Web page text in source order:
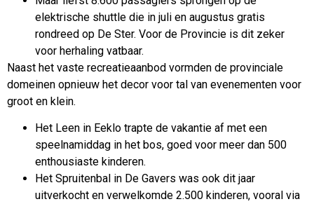
elektrische shuttle die in juli en augustus gratis
rondreed op De Ster. Voor de Provincie is dit zeker
voor herhaling vatbaar.
Naast het vaste recreatieaanbod vormden de provinciale
domeinen opnieuw het decor voor tal van evenementen voor
groot en klein.
Het Leen in Eeklo trapte de vakantie af met een
speelnamiddag in het bos, goed voor meer dan 500
enthousiaste kinderen.
Het Spruitenbal in De Gavers was ook dit jaar
uitverkocht en verwelkomde 2.500 kinderen, vooral via